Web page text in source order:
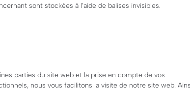
sont stockées à l’aide de balises invisibles.
parties du site web et la prise en compte de vos
nous vous facilitons la visite de notre site web.